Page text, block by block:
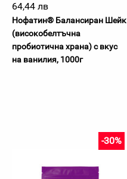
64,44 лв
Нофатин® Балансиран Шейк
(високобелтъчна
пробиотична храна) с вкус
на ванилия, 1000г
-30%